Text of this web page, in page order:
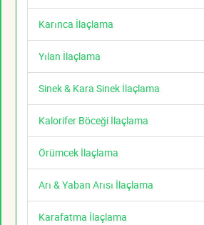
Karınca İlaçlama
Yılan İlaçlama
Sinek & Kara Sinek İlaçlama
Kalorifer Böceği İlaçlama
Örümcek İlaçlama
Arı & Yaban Arısı İlaçlama
Karafatma İlaçlama